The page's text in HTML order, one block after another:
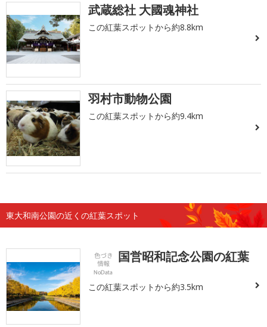
武蔵総社 大國魂神社
この紅葉スポットから約8.8km
羽村市動物公園
この紅葉スポットから約9.4km
東大和南公園の近くの紅葉スポット
国営昭和記念公園の紅葉
この紅葉スポットから約3.5km